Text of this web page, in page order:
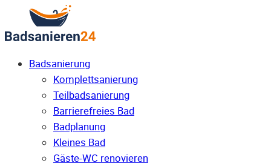
Badsanierung
Komplettsanierung
Teilbadsanierung
Barrierefreies Bad
Badplanung
Kleines Bad
Gäste-WC renovieren